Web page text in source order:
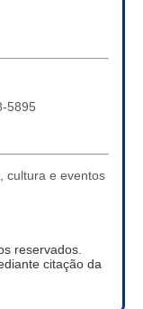
5895
cultura e eventos
reservados.
citação da